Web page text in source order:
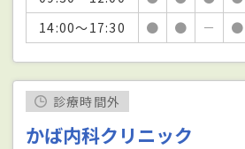
14:00～17:30
● ● － ●
診療時間外
かば内科クリニック